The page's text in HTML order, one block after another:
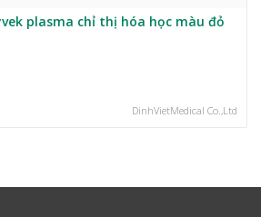
plasma chỉ thị hóa học màu đỏ
DinhVietMedical Co.,Ltd